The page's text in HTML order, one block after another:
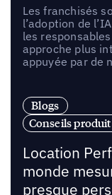
Les franchisés
l’adoption de
les
approche plus
appuyée par de
Blogs
Conseils
Location
monde
presque